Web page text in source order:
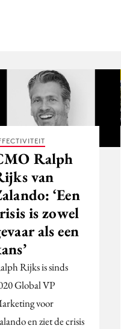
Ralph
van
‘Een
is zowel
als een
Rijks is sinds
Global VP
voor
en ziet de crisis